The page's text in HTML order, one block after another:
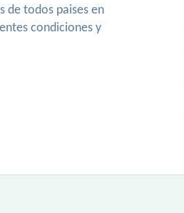
de todos paises en
condiciones y